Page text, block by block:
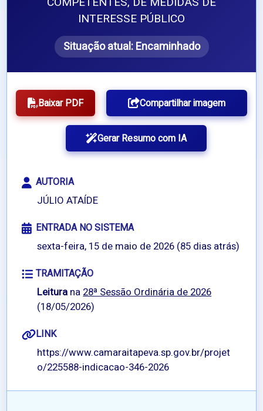
INTERESSE PÚBLICO
Situação atual:Encaminhado
Baixar PDF Compartilhar imagem
Gerar Resumo com IA
AUTORIA
JÚLIO ATAÍDE
ENTRADA NO SISTEMA
sexta-feira, 15 de maio de 2026 (85 dias atrás)
TRAMITAÇÃO
Leitura na28ª Sessão Ordinária de 2026
(18/05/2026)
LINK
https://www.camaraitapeva.sp.gov.br/projet
o/225588-indicacao-346-2026